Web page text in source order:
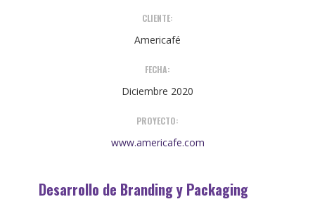
CLIENTE:
Americafé
FECHA:
Diciembre 2020
PROYECTO:
www.americafe.com
Desarrollo de Branding y Packaging